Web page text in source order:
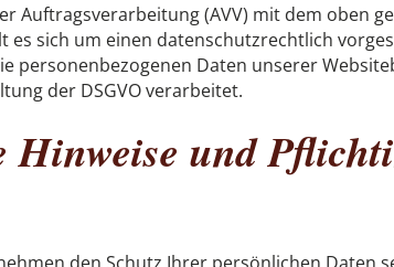
Auftragsverarbeitung (AVV) mit dem oben
es sich um einen datenschutzrechtlich
personenbezogenen Daten unserer
der DSGVO verarbeitet.
Hinweise und
den Schutz Ihrer persönlichen Daten